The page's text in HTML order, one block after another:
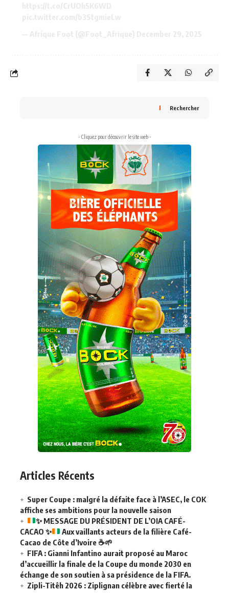
Rechercher
- Cliquez pour découvrir le site web -
Articles Récents
Super Coupe : malgré la défaite face à l’ASEC, le COK
affiche ses ambitions pour la nouvelle saison
✨MESSAGE DU PRÉSIDENT DE L’OIA CAFÉ-
CACAO ✨
Aux vaillants acteurs de la filière Café-
Cacao de Côte d’Ivoire ☕🌱
FIFA : Gianni Infantino aurait proposé au Maroc
d’accueillir la finale de la Coupe du monde 2030 en
échange de son soutien à sa présidence de la FIFA.
Zipli-Titêh 2026 : Ziplignan célèbre avec fierté la